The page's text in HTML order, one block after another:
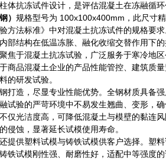
体抗冻试件设计，是评估混凝土在冻融循
） 规格型号为 100x100x400mm，此尺寸
方法标准》中对混凝土抗冻试件的规格要
部结构在低温冻胀、融化收缩交替作用下
焦于混凝土抗冻试验，广泛服务于寒冷地
商品混凝土企业的产品性能管控、建筑质
的研发试验。
打造，尽显专业性能优势。全钢材质具备
试验的严苛环境中不易发生翘曲、变形，
仅光洁度高，可降低混凝土与模壁的黏连
侵蚀，显著延长试模使用寿命。
提供塑料试模与铸铁试模供客户选择。塑
铁试模刚性强、耐磨性好，适配中等强度